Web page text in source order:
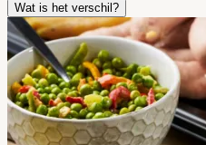
Wat is het verschil?